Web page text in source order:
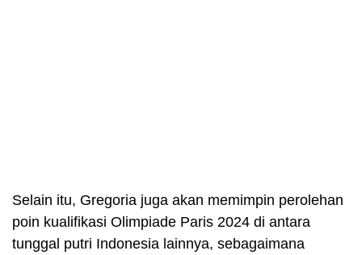
Selain itu, Gregoria juga akan memimpin perolehan
poin kualifikasi Olimpiade Paris 2024 di antara
tunggal putri Indonesia lainnya, sebagaimana